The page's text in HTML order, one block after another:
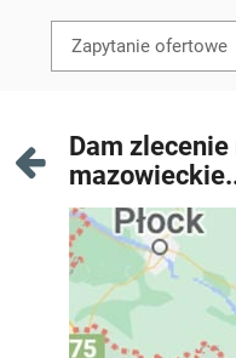
Dam